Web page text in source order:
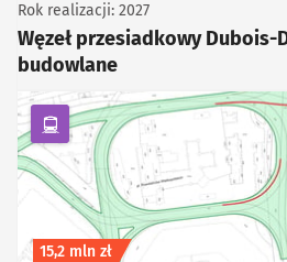
Węzeł przesiadkowy
budowlane
Rok realizacji: 2027
kategoria Komunikacja
Koszt inwestycji
15,2 mln zł